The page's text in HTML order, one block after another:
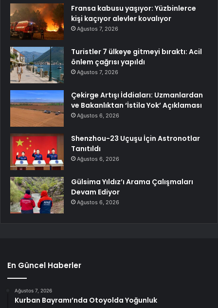
Fransa kabusu yaşıyor: Yüzbinlerce
kişi kaçıyor alevler kovalıyor
Ağustos 7, 2026
Turistler 7 ülkeye gitmeyi bıraktı: Acil
önlem çağrısı yapıldı
Ağustos 7, 2026
Çekirge Artışı İddiaları: Uzmanlardan
ve Bakanlıktan ‘İstila Yok’ Açıklaması
Ağustos 6, 2026
Shenzhou-23 Uçuşu İçin Astronotlar
Tanıtıldı
Ağustos 6, 2026
Gülsima Yıldız’ı Arama Çalışmaları
Devam Ediyor
Ağustos 6, 2026
En Güncel Haberler
Ağustos 7, 2026
Kurban Bayramı’nda Otoyolda Yoğunluk